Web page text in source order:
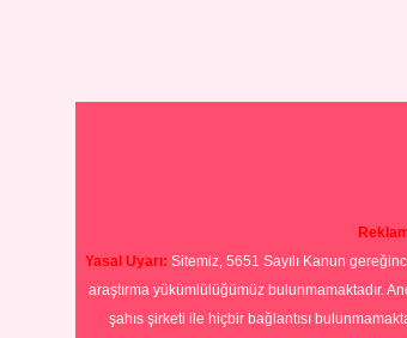
Yasal Uyarı: Sitemiz, 5651 Sayılı Kanun
araştırma yükümlülüğümüz bulunmamaktadır.
şahıs şirketi ile hiçbir bağlantısı